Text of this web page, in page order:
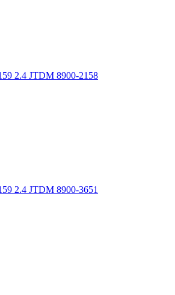
2.4 JTDM 8900-2158
2.4 JTDM 8900-3651